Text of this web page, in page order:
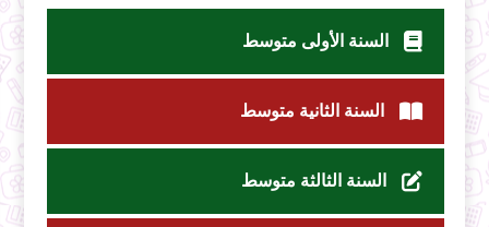
السنة الأولى متوسط
السنة الثانية متوسط
السنة الثالثة متوسط